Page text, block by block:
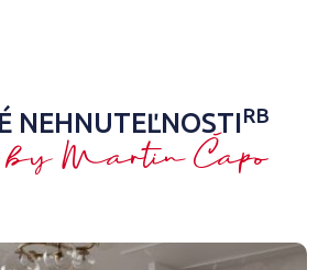
nehnuteľností
svoj prvý byt
NEHNUTEĽNOSTIRB
by Martin Čapo